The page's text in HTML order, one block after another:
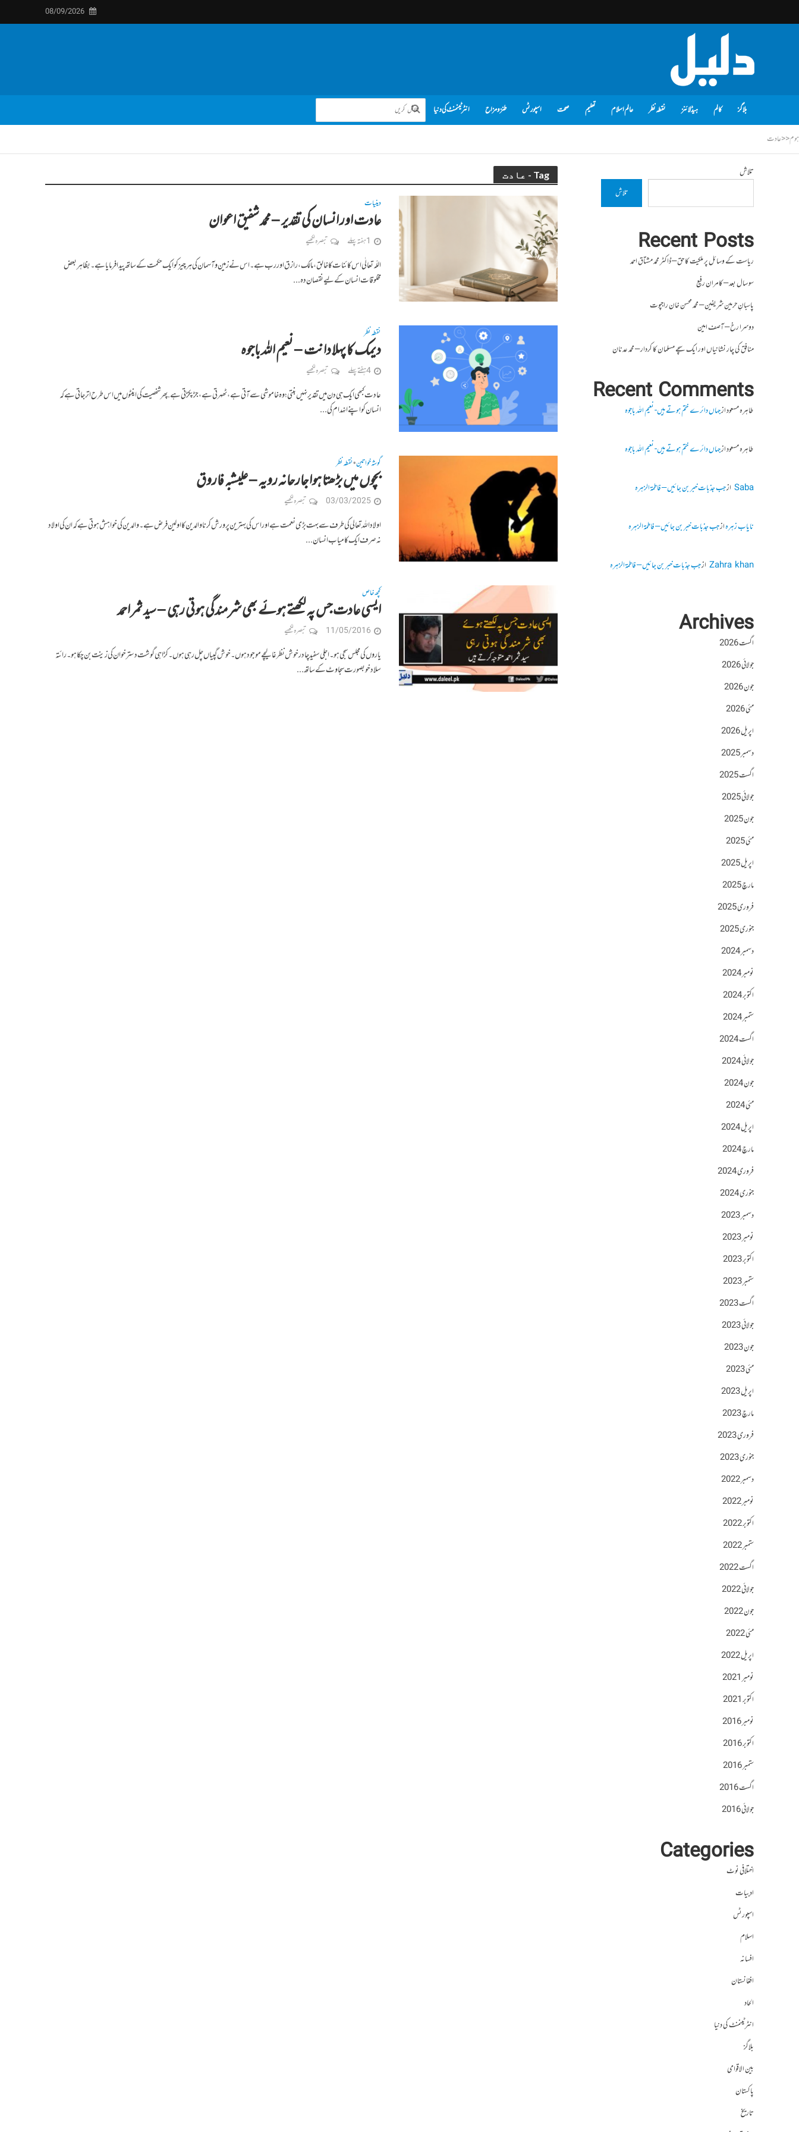
08/09/2026
بلاگز کالم ہیڈلائنز نقطہ نظر عالم اسلام تعلیم صحت اسپورٹس طنز و مزاح انٹرٹینمنٹ کی دنیا
ہوم<<عادت
Tag - عادت
دینیات
عادت اور انسان کی تقدیر – محمد شفیق اعوان
1 ہفتہ پہلے تبصرہ لکھیے
اللّہ تعالٰی اس کائنات کا خالق، مالک، رازق اور رب ہے۔ اس نے زمین و آسمان کی ہر چیز کو ایک حکمت کے ساتھ پیدا فرمایا ہے۔ بظاہر بعض
مخلوقات انسان کے لیے نقصان دہ...
نقطہ نظر
دیمک کا پہلا دانت – نعیم اللہ باجوہ
4 ہفتے پہلے تبصرہ لکھیے
عادت کبھی ایک ہی دن میں تقدیر نہیں بنتی؛ وہ خاموشی سے آتی ہے، ٹھہرتی ہے، جڑ پکڑتی ہے. پھر شخصیت کی اینٹوں میں اس طرح اتر جاتی ہے کہ
انسان کو اپنے انہدام کی...
گوشہ خواتین•نقطہ نظر
بچوں میں بڑھتا ہوا جارحانہ رویہ – علیشبہ فاروق
03/03/2025 تبصرہ لکھیے
اولاد اللہ تعالی کی طرف سے بہت بڑی نعمت ہے اور اس کی بہترین پرورش کرنا والدین کا اولین فرض ہے۔ والدین کی خواہش ہوتی ہے کہ ان کی اولاد
نہ صرف ایک کامیاب انسان...
کچھ خاص
ایسی عادت جس پہ لکھتے ہوئے بھی شرمندگی ہوتی رہی – سید ثمر احمد
11/05/2016 تبصرہ لکھیے
یاروں کی مجلس سجی ہو۔ اجلی سفید چادر خوش نظر غالیچے موجود ہوں۔خوش گپیاں چل رہی ہوں۔ کڑاہی گوشت دستر خوان کی زینت بن چکا ہو۔ رائتہ
سلاد خوبصورت سجاوٹ کے ساتھ...
تلاش
تلاش
Recent Posts
ریاست کے وسائل پر ملکیت کا حق – ڈاکٹر محمد مشتاق احمد
سو سال بعد – کامران رفیع
پاسبانِ حرمین شریفین – محمد محسن خان راجپوت
دوسرا رخ – آصف امین
منافق کی چار نشانیاں اور ایک سچے مسلمان کا کردار – محمد عدنان
Recent Comments
طاہرہ مسعودازجہاں دائرے ختم ہوتے ہیں- نعیم اللہ باجوہ
طاہرہ مسعودازجہاں دائرے ختم ہوتے ہیں- نعیم اللہ باجوہ
Sabaازجب جذبات خبر بن جائیں – فاطمۃالزہرہ
نایاب زہرہازجب جذبات خبر بن جائیں – فاطمۃالزہرہ
Zahra khanازجب جذبات خبر بن جائیں – فاطمۃالزہرہ
Archives
اگست 2026
جولائی 2026
جون 2026
مئی 2026
اپریل 2026
دسمبر 2025
اگست 2025
جولائی 2025
جون 2025
مئی 2025
اپریل 2025
مارچ 2025
فروری 2025
جنوری 2025
دسمبر 2024
نومبر 2024
اکتوبر 2024
ستمبر 2024
اگست 2024
جولائی 2024
جون 2024
مئی 2024
اپریل 2024
مارچ 2024
فروری 2024
جنوری 2024
دسمبر 2023
نومبر 2023
اکتوبر 2023
ستمبر 2023
اگست 2023
جولائی 2023
جون 2023
مئی 2023
اپریل 2023
مارچ 2023
فروری 2023
جنوری 2023
دسمبر 2022
نومبر 2022
اکتوبر 2022
ستمبر 2022
اگست 2022
جولائی 2022
جون 2022
مئی 2022
اپریل 2022
نومبر 2021
اکتوبر 2021
نومبر 2016
اکتوبر 2016
ستمبر 2016
اگست 2016
جولائی 2016
Categories
اختلافی نوٹ
ادبیات
اسپورٹس
اسلام
افسانہ
افغانستان
الحاد
انٹرٹینمنٹ کی دنیا
بلاگز
بین الاقوامی
پاکستان
تاریخ